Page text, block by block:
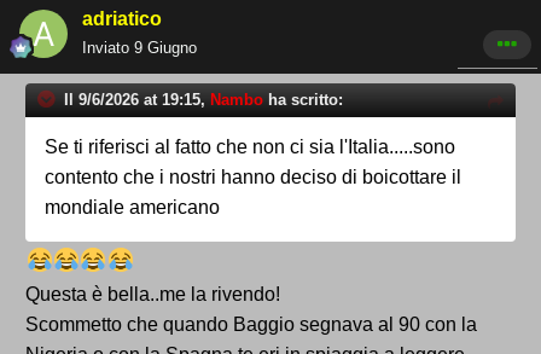
adriatico
Inviato 9 Giugno
Il 9/6/2026 at 19:15, Nambo ha scritto:
Se ti riferisci al fatto che non ci sia l'Italia.....sono
contento che i nostri hanno deciso di boicottare il
mondiale americano
Questa è bella..me la rivendo!
Scommetto che quando Baggio segnava al 90 con la